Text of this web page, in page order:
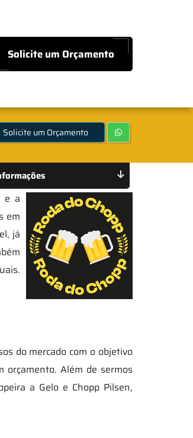
Solicite um Orçamento
Solicite um Orçamento
e a
em
já
do mercado com o objetivo
orçamento. Além de sermos
a Gelo e Chopp Pilsen,